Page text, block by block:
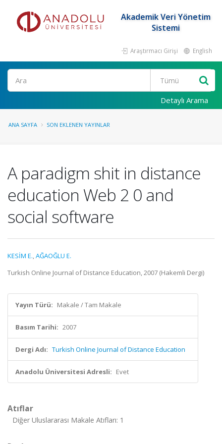
Akademik Veri Yönetim
Sistemi
Araştırmacı Girişi English
Ara
Detaylı Arama
ANA SAYFA SON EKLENEN YAYINLAR
A paradigm shit in distance
education Web 2 0 and
social software
KESİM E.,AĞAOĞLU E.
Turkish Online Journal of Distance Education, 2007 (Hakemli Dergi)
Yayın Türü: Makale / Tam Makale
Basım Tarihi: 2007
Dergi Adı: Turkish Online Journal of Distance Education
Anadolu Üniversitesi Adresli: Evet
Atıflar
Diğer Uluslararası Makale Atıfları: 1